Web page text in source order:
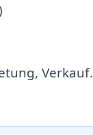
Verkauf.